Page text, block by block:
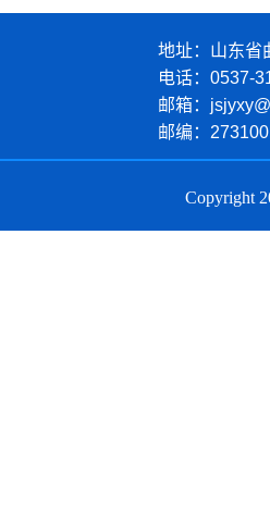
地址：山东省
电话： 0537-
邮箱：
邮编： 273100
Copyright